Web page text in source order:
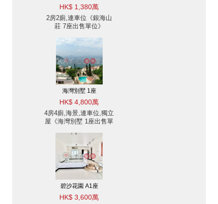
HK$ 1,380萬
2房2廁,連車位《銀海山
莊 7座出售單位》
海灣別墅 1座
HK$ 4,800萬
4房4廁,海景,連車位,獨立
屋《海灣別墅 1座出售單
碧沙花園 A1座
HK$ 3,600萬